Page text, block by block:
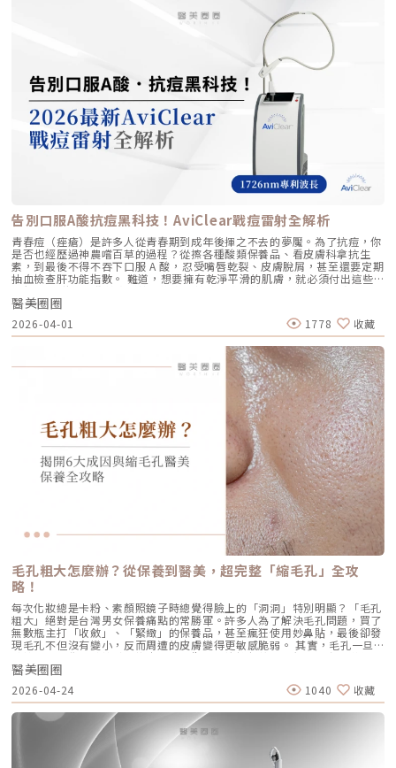
的自然光采抗老不應該是「加法」，而是「還原」。Profhilo 逆時針的哲
學與辰美學的理念不謀而合：我們不希望客戶變得不像自己，我們希望妳在
未來的日子裡，依然保有那份緊緻、透亮的彈力美感。妳不需要厚重的粉底
來遮蓋疲態，因為最美的底妝，就是妳健康的真皮層。如果妳也想體驗這種
「由內而外」的重塑感，歡迎來到辰美學，讓我們為妳量身定制專屬的逆齡
處方箋。「詳細內容請詳見辰美學官網」
視個人體質、代謝與保養習慣而異） 約6～18個月 （因品牌、分子大小及
個人體質而異） 值得一提的是，它不像音波拉提需要靠機器操作、產生熱
能導致術後紅腫，也不會像玻尿酸填充容易造成過度膨脹的人工感，而是像
「智慧型保養」，漸進式修復你的肌膚底層架構。哪些人適合做璞菲洛？
Profhilo不僅適合輕熟女族群，也非常適合希望改善整體膚況、延緩老化的
人。尤其推薦給以下族群： 面臨初老症狀者： 臉部、頸部或手部出現細
紋、輕微鬆弛，以及肌膚彈性下降、缺乏緊實感的人。 膚質困擾者： 肌膚
乾燥、毛孔粗大、膚色不均或膚質粗糙，希望透過深層保濕來全面提升膚況
的人。 追求自然效果者： 不希望外觀有大幅度改變，只想透過自然、漸進
的方式讓自己看起來更年輕、更有氣色。 對其他療程敏感者： 曾對雷射、
能量儀器等療程反應較大，或希望尋找一種低風險、低修復期的保養方式。
忙碌但仍想維持好氣色的族群非常友善。璞菲洛療程建議與效果說明璞菲洛
建議以三次療程為一完整週期，前兩次治療間隔約30天，第三次則可延長至
4至6個月後進行。必要時，醫師會根據患者肌膚老化程度，評估是否安排加
強治療，以達到最佳效果。大部分患者在首次治療後約2至4週，能感受到肌
膚保濕度提升與質感柔嫩。完整療程結束後，肌膚彈性、細緻度與毛孔緊實
度明顯改善，效果可維持數月，期間因人而異，與個人膚質及保養習慣相
關。針對肌膚老化較嚴重的患者，醫師會提供客製化療程方案，確保治療成
效符合期待。為何完成完整療程後仍需定期補打？雖然Profhilo在第一年完
成三次療程後，可促進皮膚彈力蛋白的新生，但其成分會在體內逐漸代謝，
約在施打後28天開始減少。儘管如此，Profhilo所啟動的生物刺激作用能持
續約3個月左右。隨著時間流逝，皮膚的保濕度與細胞活化功能會逐漸降
低，肌膚質感可能回復至治療前的狀態。加上年齡增長與環境壓力，皮膚細
胞活力下降，因此建議每3至4個月進行一次補打，持續激活肌膚，維持年輕
健康。一項針對40至65歲受試者的研究顯示，接受兩次Profhilo注射（間
隔30天）後，在1個月與4個月的評估中，皮膚彈性與保濕度均有顯著提
升，且效果可維持至少4個月。受試者自我評估亦反映皺紋減少、肌膚更緊
緻，印證持續治療的重要性。（參考來源：Sparavigna et al., 2022）璞
菲洛療程前後注意事項術前： 停止服用抗凝血藥物（如阿斯匹靈、維他命
E） 治療當天避免化妝、飲酒 保持作息規律，避免熬夜與重度壓力術後：
24小時內避免按摩施打部位 三天內避免劇烈運動與三溫暖 一週內避免臉部
熱敷與刺激性護膚產品 建議加強保濕、防曬，幫助效果延長璞菲洛副作用
與風險Profhilo屬於非交聯玻尿酸，不含化學交聯劑，生物相容性極佳，副
作用相對少。常見輕微反應包括： 注射處短暫腫脹、微紅 局部輕微瘀青
（數日內可自行消退） 極少數人可能會有輕微搔癢或壓痛感，通常在數天
內緩解※ 選擇合法診所與原廠授權產品，是避免療程風險最關鍵的因素。
為什麼 Profhilo 成為新一代醫美趨勢？隨著醫美觀念的演變，越來越多人
追求自然、柔和的改善效果，不希望臉部看起來僵硬或過度膨脹。Profhilo
與傳統填充型療程最大的不同，在於它獨特的「重建」式作用。Profhilo
並非單純地填補，而是將高濃度玻尿酸均勻分布於肌膚真皮層，從底層刺激
膠原蛋白與彈力蛋白新生，啟動肌膚的自我修復能力，讓效果柔和自然，能
有效降低傳統填充物可能帶來的異物感，也更貼近肌膚自然老化的邏輯。此
外，Profhilo 完美契合了當前醫美市場「微侵入式」與「預防型保養」的
趨勢。它填補了日常保養品與侵入式手術之間的空缺，不需像肉毒桿菌那樣
限制表情，也不需要像手術拉皮那樣漫長的恢復期。對於生活忙碌、注重效
率的現代人來說，這讓它更容易被接受，成為許多人延緩老化、提升膚質的
首選。臨床案例分享以下為原廠提供的實際案例，透過Profhilo逆時針療
程，觀察治療前後肌膚狀態的變化，供大家參考了解療程效果。璞菲洛
Profhilo常見Q&AQ1：PROFHILO和水光療程有什麼差別？ 水光著重在肌
膚表層補水，讓皮膚變得水嫩透亮；而PROFHILO作用層次更深，不只補
水，還能活化膠原蛋白、彈力蛋白等細胞修復，提升整體彈性與緊緻度。它
的特點是透過穩定擴散來刺激肌膚自我修復，不靠刺激或破壞，適合想全面
改善膚況的人。Q2：可以和電波、音波等療程搭配嗎？ 可與電波、音波等
療程搭配使用，建議間隔約兩週，具體施打順序與時間需由醫師評估。電
波、音波術後可加速肌膚修復並延長效果，但需等皮膚完全降溫後再進行
跟病患分享一個觀念：音波拉提不是「能量越強越好」，而是「能量要打在
對的地方」。每個人的皮膚厚度、皮下脂肪分布、筋膜層（SMAS）的深
度，甚至是神經血管的走勢都完全不同。即便是在同一個人的臉上，左側與
右側的組織密度也存在差異。傳統的音波療程多半屬於「盲打」，醫師只能
憑藉經驗去推測深度，這就像是在迷霧中航行，風險與不穩定性自然較高。
1.1 精準醫療的「透視眼」最新的Ultherapy Prime 美國音波二代搭載了升
級版 DeepSEE® 即時影像技術。在施打的每一條能量時，我都能透過 2X 高
清螢幕清晰地看見病患當下的組織層級。這意味著： 避開神經與骨頭：大
幅降低因能量落點錯誤導致的劇痛或副作用。 精準鎖定 SMAS 筋膜層：確
保每一發熱凝結點都精確落在支撐輪廓的關鍵地基上。 即時監控探頭貼合
度：防止因貼合不全導致的表皮燙傷。二、 三種鬆弛型態：妳需要的是
「拉提」還是「緊緻」？很多客人到診間會直接說：「我要打音波。」但我
通常會先進行細緻的觸診與影像觀察，因為「鬆弛」其實分為不同層次。如
果診斷錯誤，治療效果就會大打折扣。我將臉部老化歸納為三種主要型態，
並給予不同的客製化建議：2.1 筋膜鬆弛型（結構下垂）這是最適合美國音
墜。這類問題的根源在於 SMAS 筋膜層失去張力，需要透過美音二代深達
4.5mm 的聚焦能量，從地基進行「拉提」。2.2 表皮鬆弛型（膚質鬆軟）
如果妳覺得臉部皮膚軟爛、毛孔粗大、布滿細紋，這通常是真皮層膠原蛋白
流失。此時我會建議以「無雙電波」或「鳳凰電波」為主，強化表層的「緊
緻」，若能搭配美音二代 1.5mm 或 3.0mm 的探頭進行分層治療，效果會
更全面。2.3 脂肪下移型（贅肉堆積）有些人老化表現是法令紋上方擠出一
塊肉，或是出現明顯的雙下巴。這類族群除了筋膜拉提，還需要美音二代對
脂肪組織產生的微熱效應來進行收斂，收緊鬆贅組織，恢復線條的俐落感。
三、 關於痛感與效果：二代真的不一樣嗎？「醫師，聽說美國音波非常
痛，是真的嗎？」這是許多客人心中的陰影。的確，第一代美國音波因其能
量輸出極為強悍扎實，對某些痛感較敏感的客人來說確實是一大挑戰。但
Ultherapy Prime（美音二代）在 2026 年能被醫美圈推崇，關鍵就在於它
大幅優化了「舒適度」。3.1 減痛技術的優化美音二代優化了能量輸出的波
型與頻率，使熱能釋放更加穩定均勻。在臨床操作中，我發現客人的耐受度
顯著提升，不再需要像早期那樣「痛到想哭」。 見效時間：治療當下因組
織受熱收縮，會有 10-20% 的即時拉提感。真正的巔峰效果會在術後 2–3
個月，隨著膠原蛋白的大量新生，輪廓會日益清晰。 維持時間：在規律的
生活作息下，一次優良的治療效果可維持 12–18 個月。四、 蔡醫師的減齡
處方箋：美音二代的精準佈點很多診所標榜「破千條」的音波，但我始終堅
持：條數不是越多越好，精準度才是關鍵。過多的能量可能造成脂肪萎縮
（臉凹），過少則無感。在辰美學，我會根據每一位客人的臉型厚薄、鬆弛
程度，規劃專屬的能量地圖。以下是 2026 年我常用的建議處方： 施作區
更好的「精緻度」，我常會建議在音波拉提後，搭配再生針（瑞德喜）進行
外輪廓的固定，或是以「混合式填充」補足流失的骨架支撐。這種「由內拉
提、由外固定」的複合思維，才是現代抗老的趨勢。五、 2026 醫美行情與
避坑建議當妳搜尋「美國音波二代價格」時，會發現市場行情落差很大。身
為醫師，我必須提醒大家，費用背後包含的是原廠探頭成本、儀器維護、以
及最重要的「醫師的技術與判讀經驗」。 認明原廠授權：施打前請掃描儀
器與探頭 QR Code，確保非水貨或非法翻新探頭。 選擇認證醫師：音波拉
提需要精準的解剖學知識，只有受過原廠培訓的醫師，才能在「安全邊界
內」將能量發揮到極致。六、 結語：愛美，是為了成就更好的自己我常
說，醫美的意義不在於把妳變成另外一個人，而在於「找回最巔峰狀態的
妳」。看著客人在治療後，重新對鏡子裡的自己露出自信的微笑，那是我身
為醫師最大的成就感。我會運用 Ultherapy Prime 美國音波第二代的精準
技術，結合我對面部結構的美感理解，悉心守護妳每一寸肌膚的張力。如果
您也對輪廓的流失感到焦慮，或者正猶豫哪種療程最適合自己，歡迎預約來
診間，讓我們在一個放鬆、透明的環境下，一起討論出最適合您的減齡計
畫。
告別口服A酸抗痘黑科技！AviClear戰痘雷射全解析
青春痘（痤瘡）是許多人從青春期到成年後揮之不去的夢魘。為了抗痘，你
是否也經歷過神農嚐百草的過程？從擦各種酸類保養品、看皮膚科拿抗生
素，到最後不得不吞下口服 A 酸，忍受嘴唇乾裂、皮膚脫屑，甚至還要定期
抽血檢查肝功能指數。 難道，想要擁有乾淨平滑的肌膚，就必須付出這些
代價嗎？ 隨著醫學美容科技的進步，抗痘治療終於迎來了劃時代的突破。
全球首款獲得美國 FDA 認證，專門針對「皮脂腺」進行治療的 AviClear 戰
痘雷射 正式問世。它主打不需依賴藥物、無嚴重副作用，透過專利
1726nm 波長雷射，從根源「關閉」過度活躍的皮脂腺。 這篇文章將帶你
全面深入了解 AviClear 戰痘雷射的作用原理、與傳統治療的差異、療程細
節以及真實的術後效果，幫助你評估這項抗痘黑科技是否適合自己。為什麼
痘痘總是反覆發作？看懂萬惡之源「皮脂腺」在認識 AviClear 戰痘雷射之
前，我們必須先了解痘痘（痤瘡）究竟是怎麼形成。青春痘的生成機制主要
包含四大關鍵： 皮脂分泌過盛：受到賀爾蒙、壓力、飲食或基因影響，皮
脂腺製造出過多的油脂。 毛囊角化異常：老廢角質無法正常代謝，與油脂
混合後堵塞毛孔，形成粉刺。 痤瘡桿菌增生：堵塞的無氧毛孔成為痤瘡桿
菌（C. acnes）的溫床，細菌大量繁殖。 發炎反應：細菌代謝物引發免疫
反應，導致紅腫、化膿，形成嚴重的囊腫型或膿皰型痘痘。在這四個環節
中，「皮脂分泌過盛」是啟動後續一連串災難的開關。傳統的治療方式，如
抗生素主要針對殺菌；外用酸類主要針對去角質。唯有口服 A 酸能夠有效抑
制皮脂腺分泌，這也是為什麼口服 A 酸過去被視為治療嚴重痘痘的終極武
器。然而，口服 A 酸伴隨著全身性的副作用。而 AviClear 戰痘雷射的誕
生，就是為了一次解決這個痛點：我們能不能在不吃藥的情況下，精準且長
效地控制皮脂腺？什麼是 AviClear 戰痘雷射？解密 1726nm 的物理奇蹟
AviClear 戰痘雷射是一台利用特定波長光能來治療痤瘡的醫療儀器。它的核
心技術在於突破性的1726nm 波長雷射。1. 為什麼是 1726nm 波長？「專
吃油脂」的標靶治療在雷射醫學中，不同的波長會被不同的目標物（如黑色
素、血紅素、水分）吸收。1726nm 這個波長非常特殊，它在人體組織
中，被皮脂（油脂）吸收的效率，大約是被水分吸收的 2 倍。當 AviClear
的雷射光束打入真皮層時，能量會精準地被富含油脂的「皮脂腺」大量吸
收，進而產生熱能。這些熱能會破壞過度活躍的皮脂腺細胞，變得萎縮、分
泌量大幅下降。當沒有過多的油脂，毛孔就不易堵塞，痤瘡桿菌也失去了生
存的養分，痘痘自然就失去了生長的溫床。2. AviCool™ 藍寶石冷卻系統：
保護表皮，大幅提升舒適度既然要用熱能破壞深層的皮脂腺，表皮會不會被
燙傷？這正是 AviClear 的另一項核心專利。機器配備了專屬的 AviCool™
藍寶石接觸式冷卻系統。在雷射擊發前、擊發中與擊發後，冷卻系統會持續
將表皮溫度維持在安全的低溫狀態。這不僅能防止表皮熱傷害、避免術後反
黑，更大幅降低了療程中的痛感，讓患者在不需要敷麻藥的情況下（視個人
耐受度而定），也能順利完成治療。AviClear 戰痘雷射 vs. 藍雷射與傳統療
法：抗痘金大PK過去我們面對嚴重的青春痘，「吞口服A酸」幾乎是唯一的
終極解方。然而，隨著光電科技的突破，現代的醫美抗痘已經邁入了「精準
破壞皮脂腺」的新紀元。目前市面上討論度最高的兩大抗痘黑科技，分別是
AviClear 戰痘雷射與 CAPRI 藍雷射。雖然兩者都主打不吃藥、從根源控
油，但在波長與作用機制上卻有著根本的差異。我們該如何選擇？它們與傳
醫美圈圈
2026-04-01 1778 收藏
毛孔粗大怎麼辦？從保養到醫美，超完整「縮毛孔」全攻
略！
每次化妝總是卡粉、素顏照鏡子時總覺得臉上的「洞洞」特別明顯？「毛孔
粗大」絕對是台灣男女保養痛點的常勝軍。許多人為了解決毛孔問題，買了
無數瓶主打「收斂」、「緊緻」的保養品，甚至瘋狂使用妙鼻貼，最後卻發
現毛孔不但沒有變小，反而周遭的皮膚變得更敏感脆弱。 其實，毛孔一旦
被撐大，就像是被撐鬆的橡皮筋，光靠日常塗抹保養品是很難「完全逆轉」
的。想要有效改善毛孔粗大，我們必須先搞懂你的毛孔是哪一種「型」，才
能對症下藥！這篇文章將帶你從日常保養到專業醫美療程，全面拯救毛孔粗
大的終極對策。為什麼我的毛孔會變大？揭開毛孔粗大的 6大元兇在探討怎
麼解決之前，我們得先抓出讓毛孔變大的罪魁禍首。毛孔粗大絕對不是單一
原因造成的，通常是以下幾個因素交織而成的結果：1. 【油脂型毛孔】：中
東油田的擴建工程毛孔是皮脂排出的主要通道。當你的皮脂腺天生比較發
達，或是受到氣溫升高、荷爾蒙波動、常吃高油高糖食物影響，導致出油量
大增時，通道就會被迫「擴建」來排出這些大量油脂。2. 【角質型毛孔】：
醫美圈圈
2026-04-24 1040 收藏